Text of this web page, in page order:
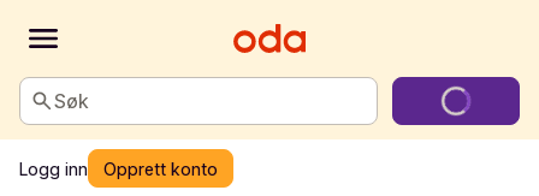
Søk
Logg inn Opprett konto